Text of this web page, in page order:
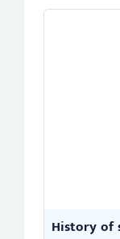
History of